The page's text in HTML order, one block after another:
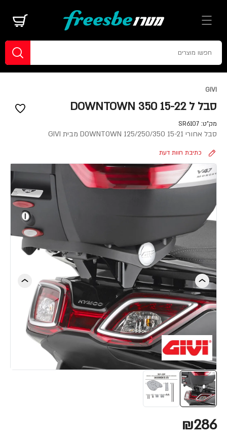
GIVI
סבל ל DOWNTOWN 350 15-22
מק"ט: SR6107
סבל אחורי DOWNTOWN 125/250/350 15-21 מבית GIVI
כתיבת חוות דעת
₪286